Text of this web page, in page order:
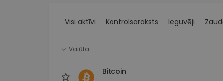
iespējas
Visi aktīvi Kontrolsaraksts Ieguvēji
Valūta
Bitcoin